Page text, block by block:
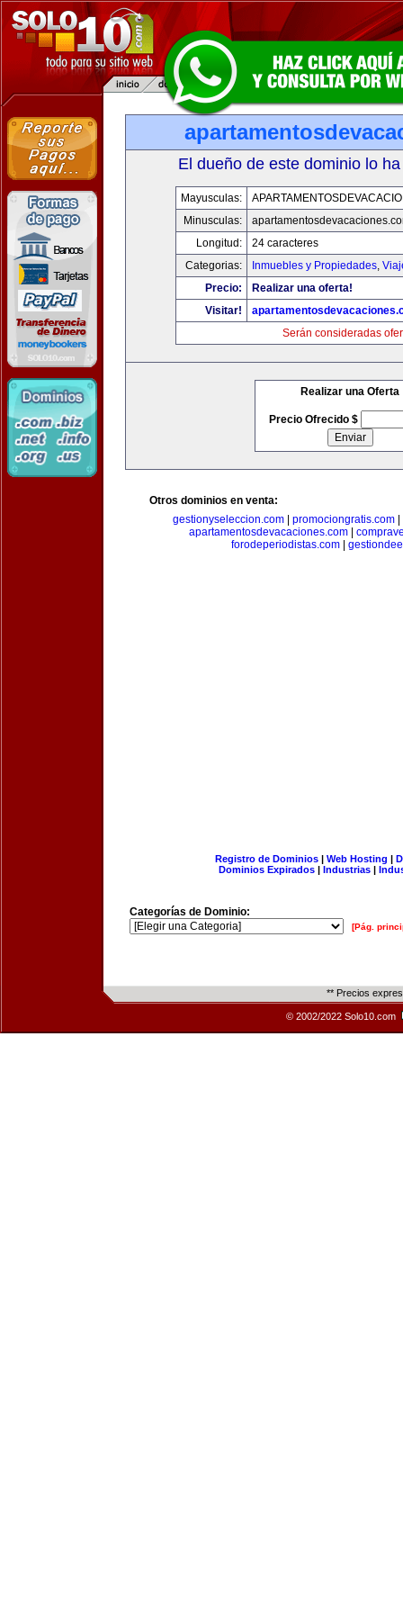
El dueño de este dominio lo
Mayusculas:
Minusculas:
Longitud:
24 caracteres
Categorias:
Inmuebles y Propiedades,
Precio:
Realizar una oferta!
Visitar!
Serán consideradas
Realizar una Oferta
Precio Ofrecido $
Otros dominios en venta:
gestionyseleccion.com| promociongratis.com|
apartamentosdevacaciones.com|
forodeperiodistas.com
Registro de Dominios| Web Hosting |
Dominios Expirados | Industrias |
Categorías de Dominio:
[Pág.
** Precios
© 2002/2022 Solo10.com